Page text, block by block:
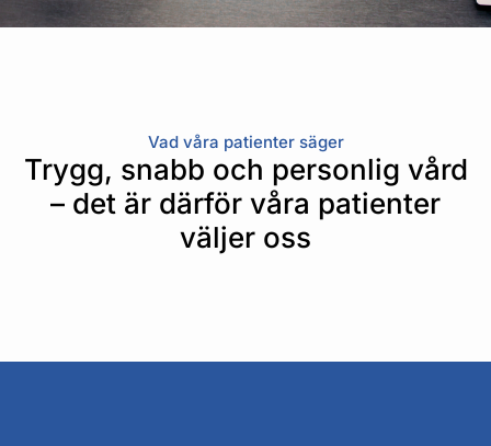
Vad våra patienter säger
Trygg, snabb och personlig vård
– det är därför våra patienter
väljer oss